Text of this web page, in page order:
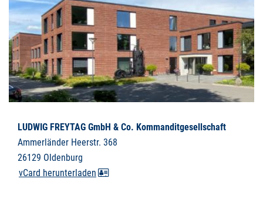
LUDWIG FREYTAG GmbH & Co. Kommanditgesellschaft
Ammerländer Heerstr. 368
26129 Oldenburg
vCard herunterladen